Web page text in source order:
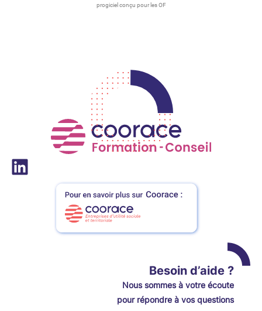
progiciel conçu pour les OF
Besoin d’aide ?
Noussommes à votre écoute
pour répondre à vos questions